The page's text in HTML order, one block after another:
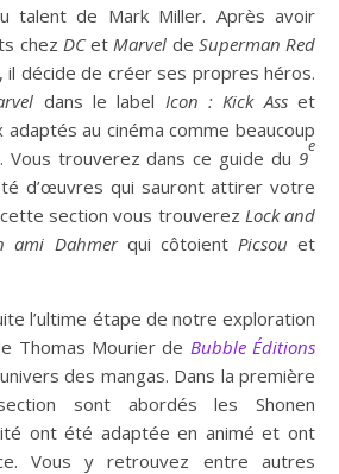
talent de Mark Miller. Après avoir
chez DCet Marvel de Superman Red
il décide de créer ses propres héros.
dans le label Icon : Kick Asset
adaptés au cinéma comme beaucoup
Vous trouverez dans ce guide du 9
e
d’œuvres qui sauront attirer votre
section vous trouverez Lock and
ami Dahmerqui côtoient Picsou et
l’ultime étape de notre exploration
Thomas Mourier de Bubble Éditions
des mangas. Dans la première
sont abordés les Shonen
ont été adaptée en animé et ont
Vous y retrouvez entre autres